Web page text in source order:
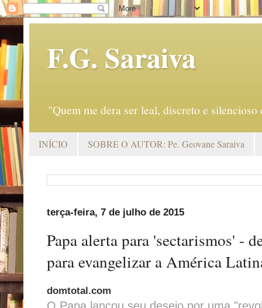
F.G. Saraiva
"Quem me dera ser leal, discreto e
INÍCIO SOBRE O AUTOR: Pe. Geovane Saraiva
terça-feira, 7 de julho de 2015
Papa alerta para 'sectarismos' -
para evangelizar a América
domtotal.com